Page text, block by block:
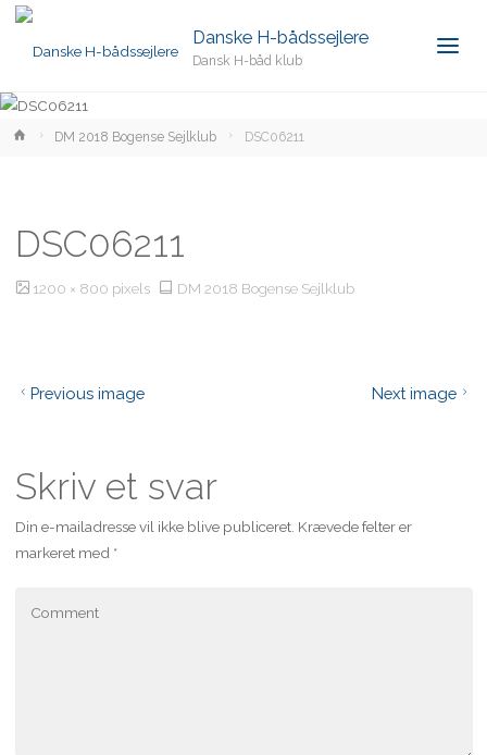
Danske H-bådssejlere
Dansk H-båd klub
HomeDM 2018 Bogense Sejlklub DSC06211
DSC06211
Full1200 × 800 pixels DM 2018 Bogense Sejlklub
Previous image Next image
Skriv et svar
Din e-mailadresse vil ikke blive publiceret. Krævede felter er
markeret med *